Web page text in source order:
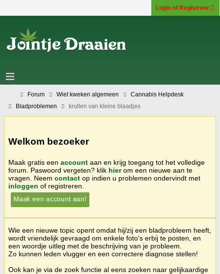
Login of Registreer
Forum Wiet kweken algemeen
Cannabis Helpdesk
Bladproblemen
krullen van kleine blaadjes
Welkom bezoeker
Maak gratis een account aan en krijg toegang tot het volledige
forum. Paswoord vergeten? klik hierom een nieuwe aan te
vragen. Neem contact op indien u problemen ondervindt met
inloggen of registreren.
Maak een account aan!
Wie een nieuwe topic opent omdat hij/zij een bladprobleem heeft,
wordt vriendelijk gevraagd om enkele foto's erbij te posten, en
een woordje uitleg met de beschrijving van je probleem.
Zo kunnen leden vlugger en een correctere diagnose stellen!
Ook kan je via de zoek functie al eens zoeken naar gelijkaardige